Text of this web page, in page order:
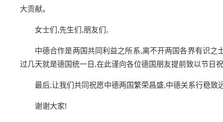
大贡献。
女士们,先生们,朋友们,
中德合作是两国共同利益之所系,离不开两国各界有识
过几天就是德国统一日,在此谨向各位德国朋友提前致以节日
最后,让我们共同祝愿中德两国繁荣昌盛,中德关系行稳致
谢谢大家!